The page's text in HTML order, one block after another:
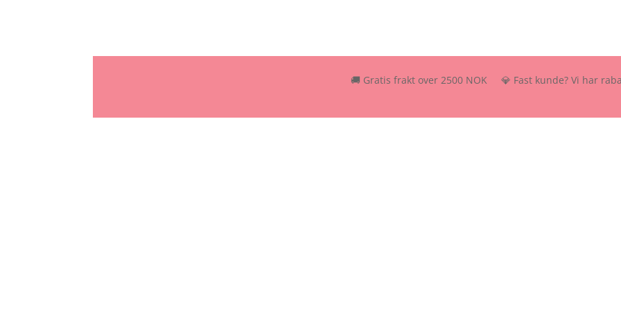
🚚 Gratis frakt over 2500 NOK 💎 Fast kunde? Vi har